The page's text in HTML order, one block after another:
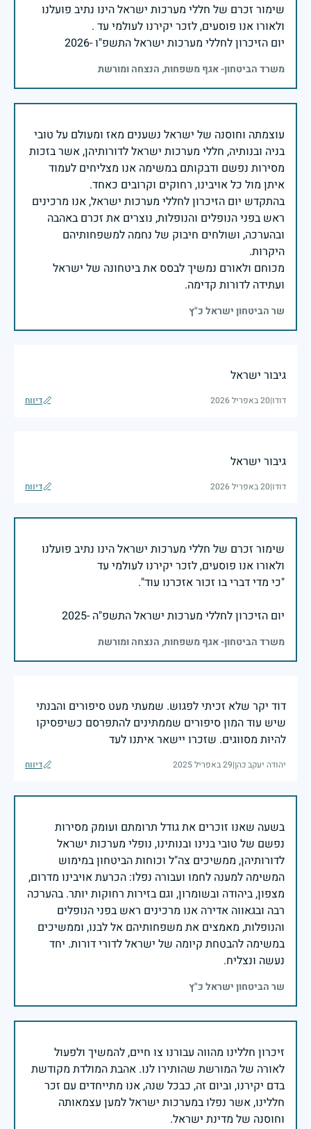
שימור זכרם של חללי מערכות ישראל הינו נתיב פועלנו
יום הזיכרון לחללי מערכות ישראל התשפ"ו -2026
משרד הביטחון- אגף משפחות, הנצחה ומורשת
עוצמתה וחוסנה של ישראל נשענים מאז ומעולם על טובי
בניה ובנותיה, חללי מערכות ישראל לדורותיהן, אשר בזכות
מסירות נפשם ודבקותם במשימה אנו מצליחים לעמוד
בהתקדש יום הזיכרון לחללי מערכות ישראל, אנו מרכינים
ראש בפני הנופלים והנופלות, נוצרים את זכרם באהבה
ובהערכה, ושולחים חיבוק של נחמה למשפחותיהם
מכוחם ולאורם נמשיך לבסס את ביטחונה של ישראל
ועתידה לדורות קדימה.
שר הביטחון ישראל כ"ץ
גיבור ישראל
דודו|20 באפריל 2026 דיווח
גיבור ישראל
דודו|20 באפריל 2026 דיווח
שימור זכרם של חללי מערכות ישראל הינו נתיב פועלנו
יום הזיכרון לחללי מערכות ישראל התשפ"ה -2025
משרד הביטחון- אגף משפחות, הנצחה ומורשת
דוד יקר שלא זכיתי לפגוש. שמעתי מעט סיפורים והבנתי
שיש עוד המון סיפורים שממתינים להתפרסם כשיפסיקו
להיות מסווגים. שזכרו יישאר איתנו לעד
יהודה יעקב כהן|29 באפריל 2025 דיווח
בשעה שאנו זוכרים את גודל תרומתם ועומק מסירות
נפשם של טובי בנינו ובנותינו, נופלי מערכות ישראל
לדורותיהן, ממשיכים צה"ל וכוחות הביטחון במימוש
המשימה למענה לחמו ועבורה נפלו: הכרעת אויבינו מדרום,
מצפון, ביהודה ובשומרון, וגם בזירות רחוקות יותר. בהערכה
רבה ובגאווה אדירה אנו מרכינים ראש בפני הנופלים
והנופלות, מאמצים את משפחותיהם אל לבנו, וממשיכים
במשימה להבטחת קיומה של ישראל לדורי דורות. יחד
נעשה ונצליח.
שר הביטחון ישראל כ"ץ
זיכרון חללינו מהווה עבורנו צו חיים, להמשיך ולפעול
לאורה של המורשת שהותירו לנו. אהבת המולדת מקודשת
בדם יקירנו, וביום זה, כבכל שנה, אנו מתייחדים עם זכר
חללינו, אשר נפלו במערכות ישראל למען עצמאותה
וחוסנה של מדינת ישראל.